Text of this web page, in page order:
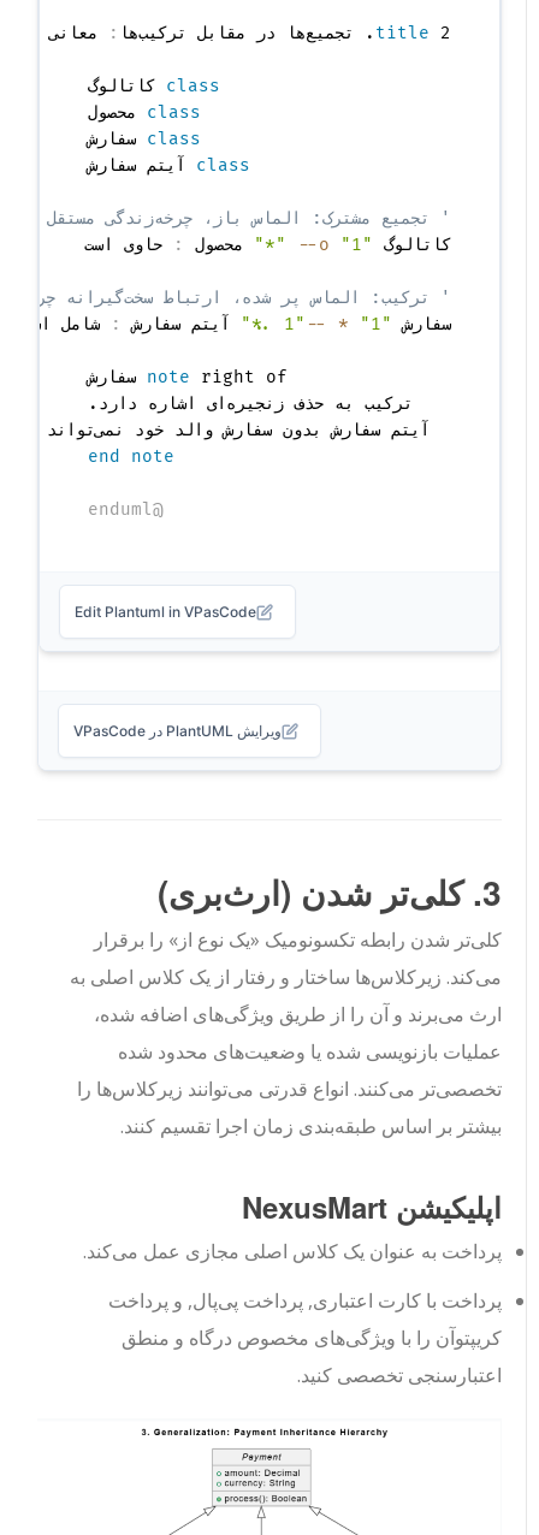
title 2. تجمیع‌ها در مقابل ترکیب‌ها :
class کاتالوگ
class محصول
class سفارش
class
' تجمیع مشترک: الماس باز، چرخه‌زندگی مستقل
کاتالوگ "1"
o--
"*" محصول : حاوی است
' ترکیب: الماس پر شده، ارتباط سخت‌گیرانه چرخه‌زندگی
سفارش "1"
*--
"1..*" آیتم سفارش :
note
  ترکیب به حذف زنجیره‌ای اشاره دارد.
  آیتم سفارش بدون سفارش والد خود نمی‌تواند وجود داشته باشد.
end note
Edit Plantuml in VPasCode
ویرایش PlantUML در VPasCode
3. کلی‌تر شدن (ارث‌بری)
کلی‌تر شدن رابطه تکسونومیک «یک نوع از» را برقرار
می‌کند. زیرکلاس‌ها ساختار و رفتار از یک کلاس اصلی به
ارث می‌برند و آن را از طریق ویژگی‌های اضافه شده،
عملیات بازنویسی شده یا وضعیت‌های محدود شده
تخصصی‌تر می‌کنند. انواع قدرتی می‌توانند زیرکلاس‌ها را
بیشتر بر اساس طبقه‌بندی زمان اجرا تقسیم کنند.
اپلیکیشن NexusMart
پرداختبه عنوان یک کلاس اصلی مجازی عمل می‌کند.
پرداخت با کارت اعتباری,پرداخت پی‌پال, و پرداخت
کریپتوآن را با ویژگی‌های مخصوص درگاه و منطق
اعتبارسنجی تخصصی کنید.